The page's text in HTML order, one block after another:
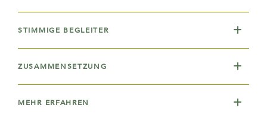
STIMMIGE BEGLEITER
ZUSAMMENSETZUNG
MEHR ERFAHREN